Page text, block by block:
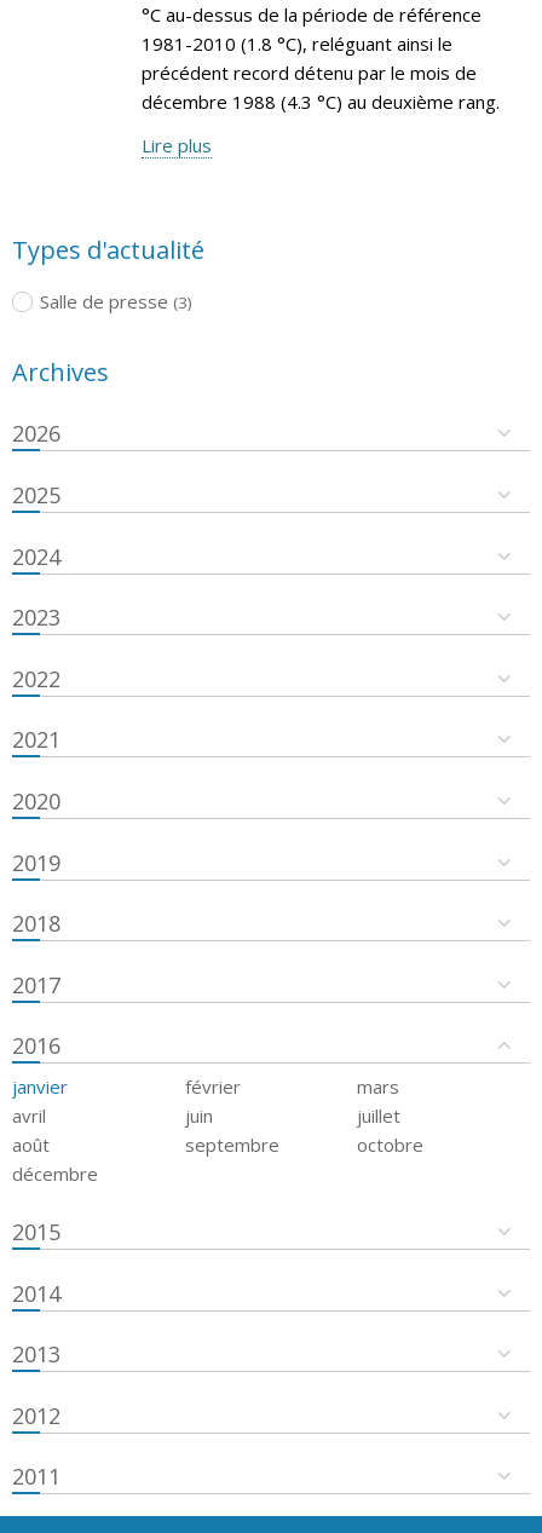
°C au-dessus de la période de référence
1981-2010 (1.8 °C), reléguant ainsi le
précédent record détenu par le mois de
décembre 1988 (4.3 °C) au deuxième rang.
Lire plus
Types d'actualité
Salle de presse (3)
Archives
2026
2025
2024
2023
2022
2021
2020
2019
2018
2017
2016
janvier février
mars
avril
juin
juillet
août
septembre
octobre
décembre
2015
2014
2013
2012
2011